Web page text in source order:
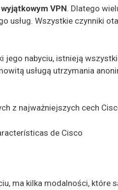
wyjątkowym VPN. Dlatego
usług. Wszystkie czynniki
jego nabyciu, istnieją
usługą utrzymania
z najważniejszych cech
ma kilka modalności, które